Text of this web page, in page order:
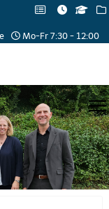
Mo-Fr 7:30 - 12:00